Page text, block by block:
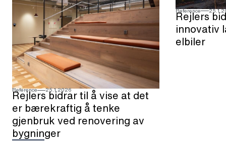
Reference 25.1.2026
Rejlers bidrar til å vise at det
er bærekraftig å tenke
gjenbruk ved renovering av
bygninger
Reference
Rejlers
innovativ
elbiler